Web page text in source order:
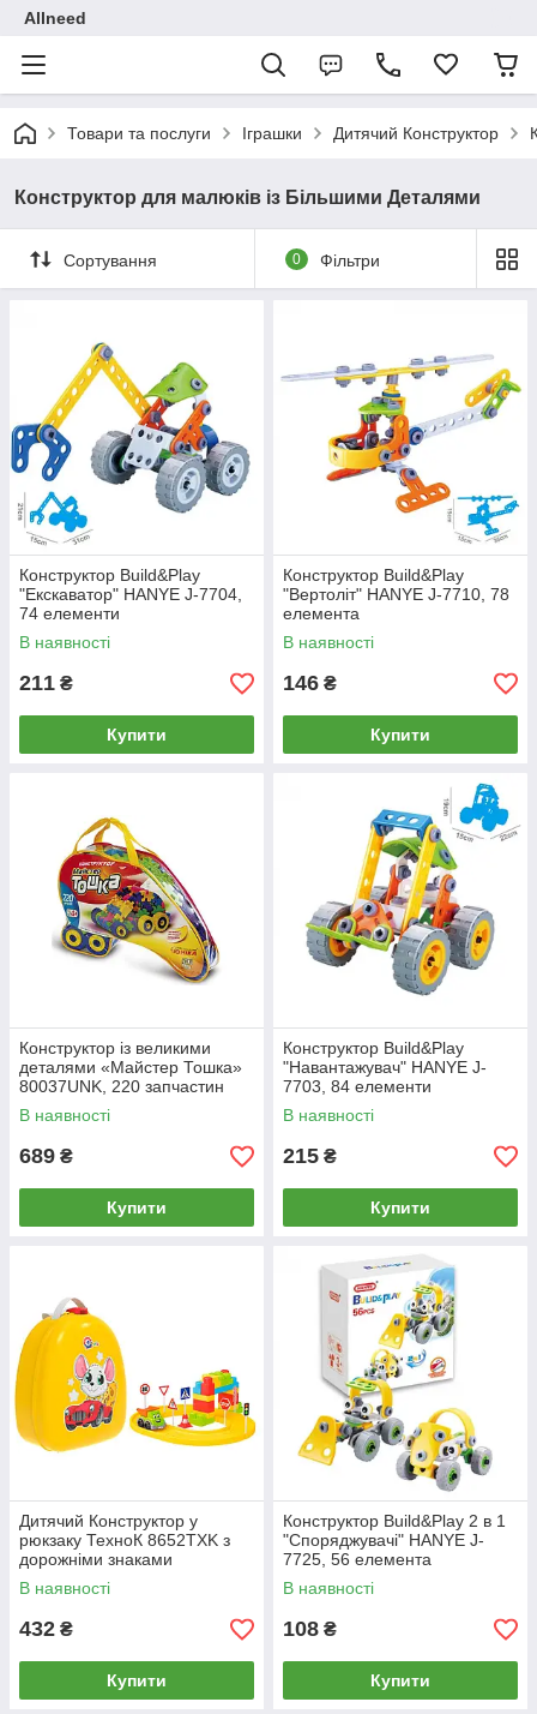
Allneed
Товари та послуги Іграшки Дитячий Конструктор
Конструктор для малюків із Більшими Деталями
Сортування 0 Фільтри
Конструктор Build&Play
"Екскаватор" HANYE J-7704,
74 елементи
В наявності
211 ₴
Купити
Конструктор Build&Play
"Вертоліт" HANYE J-7710, 78
елемента
В наявності
146 ₴
Купити
Конструктор із великими
деталями «Майстер Тошка»
80037UNK, 220 запчастин
В наявності
689 ₴
Купити
Конструктор Build&Play
"Навантажувач" HANYE J-
7703, 84 елементи
В наявності
215 ₴
Купити
Дитячий Конструктор у
рюкзаку ТехноК 8652TXK з
дорожніми знаками
В наявності
432 ₴
Купити
Конструктор Build&Play 2 в 1
"Споряджувачі" HANYE J-
7725, 56 елемента
В наявності
108 ₴
Купити